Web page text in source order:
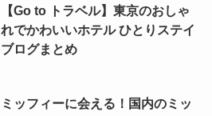
【Go to トラベル】東京のおしゃ
れでかわいいホテル ひとりステイ
ブログまとめ
ミッフィーに会える！国内のミッ